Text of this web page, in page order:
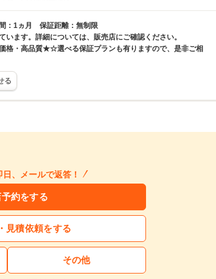
：1ヵ月 保証距離：無制限
います。詳細については、販売店にご確認ください。
格・高品質★☆選べる保証プランも有りますので、是非ご相
る
、メールで返答！
約をする
見積依頼をする
その他